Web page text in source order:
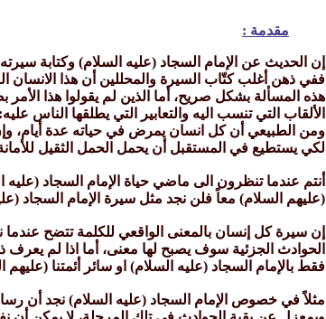
مقدمة :
إن الحديث عن الإمام السجاد (عليه السلام) وكتابة
ففي ذهن أغلب كتّاب السيرة والمحللين أن هذا
هذه المسألة بشكل صريح، أما الذين لم يقولوا هذا
الألقاب التي تنسب اليه والتعابير التي يطلقها
ومن الطبيعي أن كل انسان يمرض في حياته عدة أيام،
لكي يستطيع في المستقبل أن يحمل الحمل الثقيل للأمانة والإمامة على عاتقه،
أنتم عندما تنظرون الى ماضي حياة الإمام السجاد
(عليهم السلام) معاً فلن نجد مثل سيرة الإمام السجاد
إن سيرة كل إنسان بالمعنى الواقعي للكلمة تتضح
الحوادث الجزئية سوف يصبح لها معنى، أما اذا لم
فقط بالإمام السجاد (عليه السلام) او سائر أئمتنا
مثلاً في خصوص الإمام السجاد (عليه السلام) نجد أن